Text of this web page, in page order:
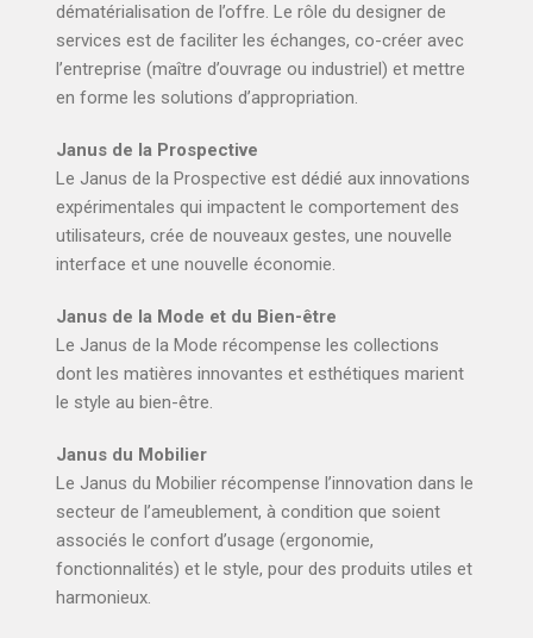
dématérialisation de l’offre. Le rôle du designer de
services est de faciliter les échanges, co-créer avec
l’entreprise (maître d’ouvrage ou industriel) et mettre
en forme les solutions d’appropriation.
Janus de la Prospective
Le Janus de la Prospective est dédié aux innovations
expérimentales qui impactent le comportement des
utilisateurs, crée de nouveaux gestes, une nouvelle
interface et une nouvelle économie.
Janus de la Mode et du Bien-être
Le Janus de la Mode récompense les collections
dont les matières innovantes et esthétiques marient
le style au bien-être.
Janus du Mobilier
Le Janus du Mobilier récompense l’innovation dans le
secteur de l’ameublement, à condition que soient
associés le confort d’usage (ergonomie,
fonctionnalités) et le style, pour des produits utiles et
harmonieux.